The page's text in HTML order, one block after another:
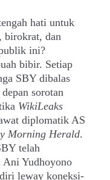
hati untuk
birokrat, dan
ini?
bibir. Setiap
SBY dibalas
sorotan
WikiLeaks
diplomatik AS
Morning Herald.
telah
Ani Yudhoyono
leway koneksi-